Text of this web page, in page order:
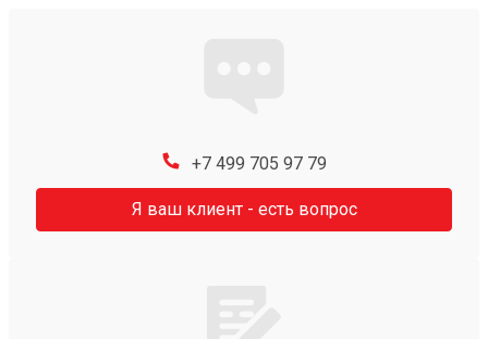
+7 499 705 97 79
Я ваш клиент - есть вопрос